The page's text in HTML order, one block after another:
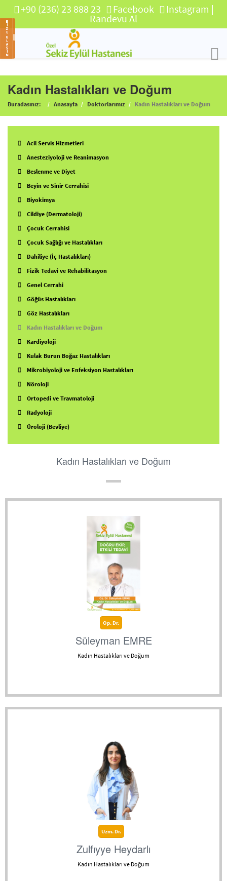
+90 (236) 23 888 23 Facebook Instagram |
Randevu Al
Kadın Hastalıkları ve Doğum
Buradasınız: Anasayfa Doktorlarımız Kadın Hastalıkları ve Doğum
Acil Servis Hizmetleri
Anesteziyoloji ve Reanimasyon
Beslenme ve Diyet
Beyin ve Sinir Cerrahisi
Biyokimya
Cildiye (Dermatoloji)
Çocuk Cerrahisi
Çocuk Sağlığı ve Hastalıkları
Dahiliye (İç Hastalıkları)
Fizik Tedavi ve Rehabilitasyon
Genel Cerrahi
Göğüs Hastalıkları
Göz Hastalıkları
Kadın Hastalıkları ve Doğum
Kardiyoloji
Kulak Burun Boğaz Hastalıkları
Mikrobiyoloji ve Enfeksiyon Hastalıkları
Nöroloji
Ortopedi ve Travmatoloji
Radyoloji
Üroloji (Bevliye)
Kadın Hastalıkları ve Doğum
Op. Dr.
Süleyman EMRE
Kadın Hastalıkları ve Doğum
Uzm. Dr.
Zulfıyye Heydarlı
Kadın Hastalıkları ve Doğum